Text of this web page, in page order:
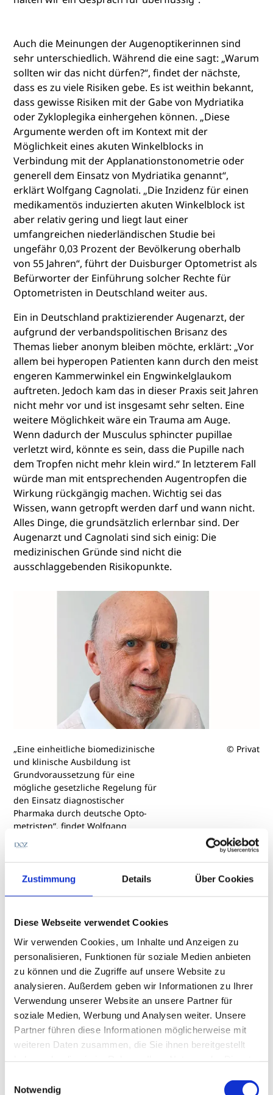
Zustimmung Details Über Cookies
Diese Webseite verwendet Cookies
Wir verwenden Cookies, um Inhalte und Anzeigen zu
personalisieren, Funktionen für soziale Medien anbieten
zu können und die Zugriffe auf unsere Website zu
analysieren. Außerdem geben wir Informationen zu Ihrer
Verwendung unserer Website an unsere Partner für
soziale Medien, Werbung und Analysen weiter. Unsere
Partner führen diese Informationen möglicherweise mit
weiteren Daten zusammen, die Sie ihnen bereitgestellt
Notwendig
„Eine einheitliche biomedizinische
und klinische Ausbildung ist
Grundvoraussetzung für eine
mögliche gesetzliche Regelung für
den Einsatz diagnostischer
Pharmaka durch deutsche Opto­
metristen“, findet Wolfgang
© Privat
Auch die Meinungen der Augenoptikerinnen sind
sehr unterschiedlich. Während die eine sagt: „Warum
sollten wir das nicht dürfen?“, findet der nächste,
dass es zu viele Risiken gebe. Es ist weithin bekannt,
dass gewisse Risiken mit der Gabe von Mydriatika
oder Zykloplegika einhergehen können. „Diese
Argumente werden oft im Kontext mit der
Möglichkeit eines akuten Winkelblocks in
Verbindung mit der Applanationstonometrie oder
generell dem Einsatz von Mydriatika genannt“,
erklärt Wolfgang Cagnolati. „Die Inzidenz für einen
medikamentös induzierten akuten Winkelblock ist
aber relativ gering und liegt laut einer
umfangreichen niederländischen Studie bei
ungefähr 0,03 Prozent der Bevölkerung oberhalb
von 55 Jahren“, führt der Duisburger Optometrist als
Befürworter der Einführung solcher Rechte für
Optometristen in Deutschland weiter aus.
Ein in Deutschland praktizierender Augenarzt, der
aufgrund der verbandspolitischen Brisanz des
Themas lieber anonym bleiben möchte, erklärt: „Vor
allem bei hyperopen Patienten kann durch den meist
engeren Kammerwinkel ein Engwinkelglaukom
auftreten. Jedoch kam das in dieser Praxis seit Jahren
nicht mehr vor und ist insgesamt sehr selten. Eine
weitere Möglichkeit wäre ein Trauma am Auge.
Wenn dadurch der Musculus sphincter pupillae
verletzt wird, könnte es sein, dass die Pupille nach
dem Tropfen nicht mehr klein wird.“ In letzterem Fall
würde man mit entsprechenden Augentropfen die
Wirkung rückgängig machen. Wichtig sei das
Wissen, wann getropft werden darf und wann nicht.
Alles Dinge, die grundsätzlich erlernbar sind. Der
Augenarzt und Cagnolati sind sich einig: Die
medizinischen Gründe sind nicht die
ausschlaggebenden Risikopunkte.
Geringer Nutzen durch
bildgebende Verfahren?
Der Einsatz diagnostischer Medikamente durch
Optometristen in Deutschland setze im Bereich der
höheren Fachausbildung eine einheitliche
biomedizinische und klinische Ausbildung voraus,
findet Cagnolati. „Eine solche Ausbildung ist die
Grundvoraussetzung für eine mögliche gesetzliche
Regelung für den Einsatz diagnostischer Pharmaka
durch deutsche Optometristen. An der Berliner
Hochschule für Technik werden die Studierenden
zum Beispiel im Studiengang
diagnostischen Augentropfen unterrichtet. In vielen